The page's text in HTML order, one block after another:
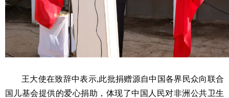
王大使在致辞中表示,此批捐赠源自中国各界民众向联合
国儿基会提供的爱心捐助，体现了中国人民对非洲公共卫生